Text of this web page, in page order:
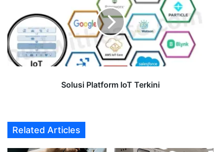
Solusi Platform IoT Terkini
Related Articles